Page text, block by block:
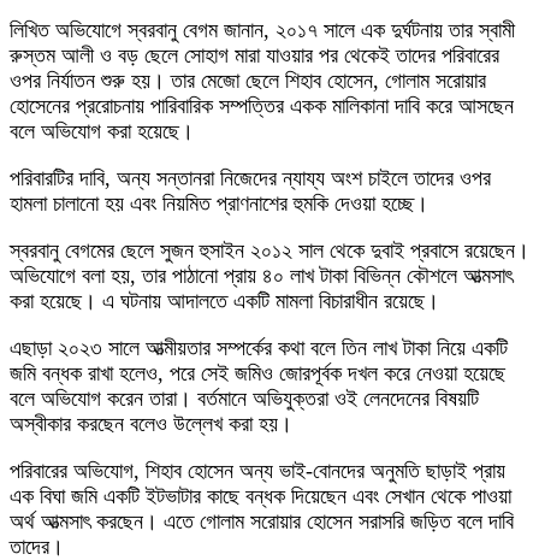
লিখিত অভিযোগে স্বরবানু বেগম জানান, ২০১৭ সালে এক দুর্ঘটনায় তার স্বামী
রুস্তম আলী ও বড় ছেলে সোহাগ মারা যাওয়ার পর থেকেই তাদের পরিবারের
ওপর নির্যাতন শুরু হয়। তার মেজো ছেলে শিহাব হোসেন, গোলাম সরোয়ার
হোসেনের প্ররোচনায় পারিবারিক সম্পত্তির একক মালিকানা দাবি করে আসছেন
বলে অভিযোগ করা হয়েছে।
পরিবারটির দাবি, অন্য সন্তানরা নিজেদের ন্যায্য অংশ চাইলে তাদের ওপর
হামলা চালানো হয় এবং নিয়মিত প্রাণনাশের হুমকি দেওয়া হচ্ছে।
স্বরবানু বেগমের ছেলে সুজন হুসাইন ২০১২ সাল থেকে দুবাই প্রবাসে রয়েছেন।
অভিযোগে বলা হয়, তার পাঠানো প্রায় ৪০ লাখ টাকা বিভিন্ন কৌশলে আত্মসাৎ
করা হয়েছে। এ ঘটনায় আদালতে একটি মামলা বিচারাধীন রয়েছে।
এছাড়া ২০২৩ সালে আত্মীয়তার সম্পর্কের কথা বলে তিন লাখ টাকা নিয়ে একটি
জমি বন্ধক রাখা হলেও, পরে সেই জমিও জোরপূর্বক দখল করে নেওয়া হয়েছে
বলে অভিযোগ করেন তারা। বর্তমানে অভিযুক্তরা ওই লেনদেনের বিষয়টি
অস্বীকার করছেন বলেও উল্লেখ করা হয়।
পরিবারের অভিযোগ, শিহাব হোসেন অন্য ভাই-বোনদের অনুমতি ছাড়াই প্রায়
এক বিঘা জমি একটি ইটভাটার কাছে বন্ধক দিয়েছেন এবং সেখান থেকে পাওয়া
অর্থ আত্মসাৎ করছেন। এতে গোলাম সরোয়ার হোসেন সরাসরি জড়িত বলে দাবি
তাদের।